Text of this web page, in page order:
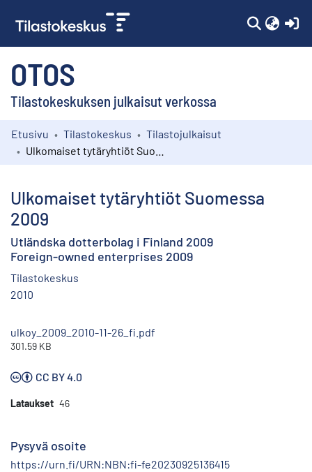
OTOS
Tilastokeskuksen julkaisut verkossa
Kokoelmat
Etusivu Tilastokeskus
Tilastojulkaisut
Ulkomaiset tytäryhtiöt Suomessa
2009
Utländska dotterbolag i Finland 2009
Foreign-owned enterprises 2009
Tilastokeskus
2010
ulkoy_2009_2010-11-26_fi.pdf
301.59 KB
CC BY 4.0
Lataukset 46
Pysyvä osoite
https://urn.fi/URN:NBN:fi-fe20230925136415